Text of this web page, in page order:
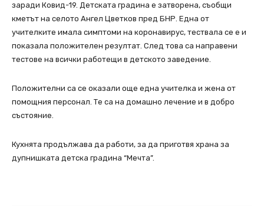
заради Ковид-19. Детската градина е затворена, съобщи
кметът на селото Ангел Цветков пред БНР. Една от
учителките имала симптоми на коронавирус, тествала се е и
показала положителен резултат. След това са направени
тестове на всички работещи в детското заведение.
Положителни са се оказали още една учителка и жена от
помощния персонал. Те са на домашно лечение и в добро
състояние.
Кухнята продължава да работи, за да приготвя храна за
дупнишката детска градина “Мечта”.